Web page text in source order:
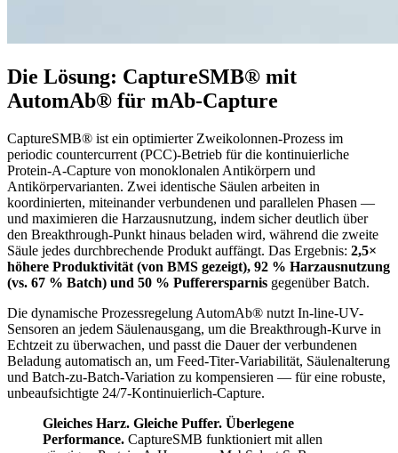
Die Lösung: CaptureSMB® mit
AutomAb® für mAb-Capture
CaptureSMB® ist ein optimierter Zweikolonnen-Prozess im
periodic countercurrent (PCC)-Betrieb für die kontinuierliche
Protein-A-Capture von monoklonalen Antikörpern und
Antikörpervarianten. Zwei identische Säulen arbeiten in
koordinierten, miteinander verbundenen und parallelen Phasen —
und maximieren die Harzausnutzung, indem sicher deutlich über
den Breakthrough-Punkt hinaus beladen wird, während die zweite
Säule jedes durchbrechende Produkt auffängt. Das Ergebnis: 2,5×
höhere Produktivität (von BMS gezeigt), 92 % Harzausnutzung
(vs. 67 % Batch) und 50 % Pufferersparnis gegenüber Batch.
Die dynamische Prozessregelung AutomAb® nutzt In-line-UV-
Sensoren an jedem Säulenausgang, um die Breakthrough-Kurve in
Echtzeit zu überwachen, und passt die Dauer der verbundenen
Beladung automatisch an, um Feed-Titer-Variabilität, Säulenalterung
und Batch-zu-Batch-Variation zu kompensieren — für eine robuste,
unbeaufsichtigte 24/7-Kontinuierlich-Capture.
Gleiches Harz. Gleiche Puffer. Überlegene
Performance. CaptureSMB funktioniert mit allen